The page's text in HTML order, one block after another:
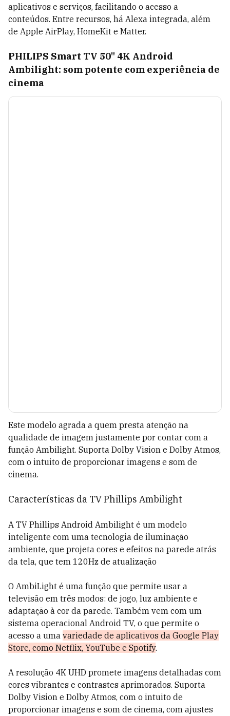
aplicativos e serviços, facilitando o acesso a
conteúdos. Entre recursos, há Alexa integrada, além
de Apple AirPlay, HomeKit e Matter.
PHILIPS Smart TV 50" 4K Android
Ambilight: som potente com experiência de
cinema
Este modelo agrada a quem presta atenção na
qualidade de imagem justamente por contar com a
função Ambilight. Suporta Dolby Vision e Dolby Atmos,
com o intuito de proporcionar imagens e som de
cinema.
Características da TV Phillips Ambilight
A TV Phillips Android Ambilight é um modelo
inteligente com uma tecnologia de iluminação
ambiente, que projeta cores e efeitos na parede atrás
da tela, que tem 120Hz de atualização
O AmbiLight é uma função que permite usar a
televisão em três modos: de jogo, luz ambiente e
adaptação à cor da parede. Também vem com um
sistema operacional Android TV, o que permite o
acesso a uma variedade de aplicativos da Google Play
Store, como Netflix, YouTube e Spotify.
A resolução 4K UHD promete imagens detalhadas com
cores vibrantes e contrastes aprimorados. Suporta
Dolby Vision e Dolby Atmos, com o intuito de
proporcionar imagens e som de cinema, com ajustes